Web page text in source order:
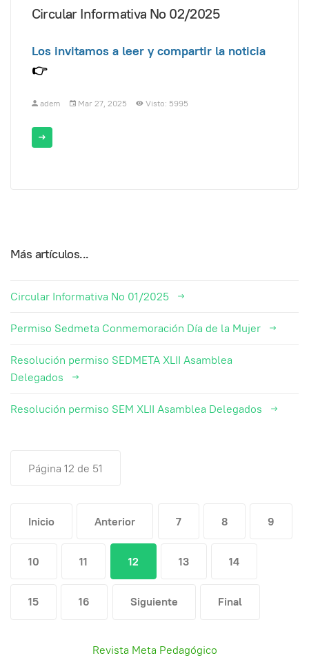
Circular Informativa No 02/2025
Los invitamos a leer y compartir la noticia
👉
adem Mar 27, 2025 Visto: 5995
Más artículos...
Circular Informativa No 01/2025
Permiso Sedmeta Conmemoración Día de la Mujer
Resolución permiso SEDMETA XLII Asamblea
Delegados
Resolución permiso SEM XLII Asamblea Delegados
Página 12 de 51
Inicio Anterior 7 8 9
10 11 12 13 14
15 16 Siguiente Final
Revista Meta Pedagógico